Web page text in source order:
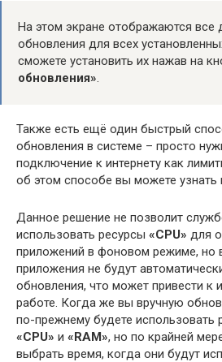
На этом экране отображаются все
обновления для всех
сможете установить их нажав на
обновления».
Также есть ещё один быстрый
обновления в системе – просто
подключение к интернету как
об этом способе вы можете узнать
Данное решение не позволит
использовать ресурсы «CPU» для
приложений в фоновом режиме, но
приложения не будут
обновления, что может привести к
работе. Когда же вы вручную
по-прежнему будете использовать
«CPU» и «RAM», но по крайней
выбрать время, когда они будут